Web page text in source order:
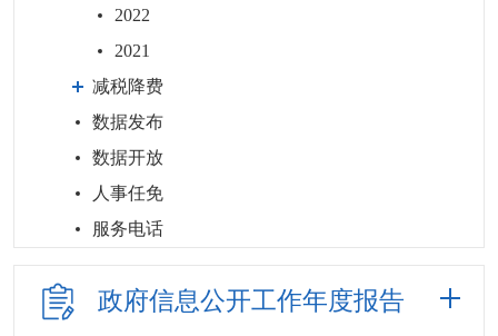
2022
2021
减税降费
数据发布
数据开放
人事任免
服务电话
政府信息公开工作年度报告